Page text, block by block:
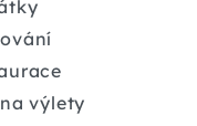
výlety